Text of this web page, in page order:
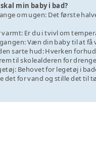
min baby i bad?
om ugen: Det første
Er du i tvivl om
Væn din baby til at få
sarte hud: Hverken
til skolealderen for
Behovet for legetøj i
det for vand og stille det til